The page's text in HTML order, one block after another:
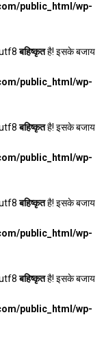
public_html/wp-
बहिष्कृतहै! इसके बजाय
public_html/wp-
बहिष्कृतहै! इसके बजाय
public_html/wp-
बहिष्कृतहै! इसके बजाय
public_html/wp-
बहिष्कृतहै! इसके बजाय
public_html/wp-